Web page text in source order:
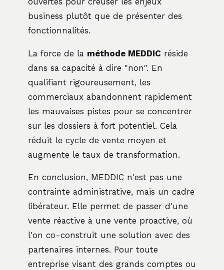
business plutôt que de présenter des
fonctionnalités.
La force de la méthode MEDDIC réside
dans sa capacité à dire "non". En
qualifiant rigoureusement, les
commerciaux abandonnent rapidement
les mauvaises pistes pour se concentrer
sur les dossiers à fort potentiel. Cela
réduit le cycle de vente moyen et
augmente le taux de transformation.
En conclusion, MEDDIC n'est pas une
contrainte administrative, mais un cadre
libérateur. Elle permet de passer d'une
vente réactive à une vente proactive, où
l'on co-construit une solution avec des
partenaires internes. Pour toute
entreprise visant des grands comptes ou